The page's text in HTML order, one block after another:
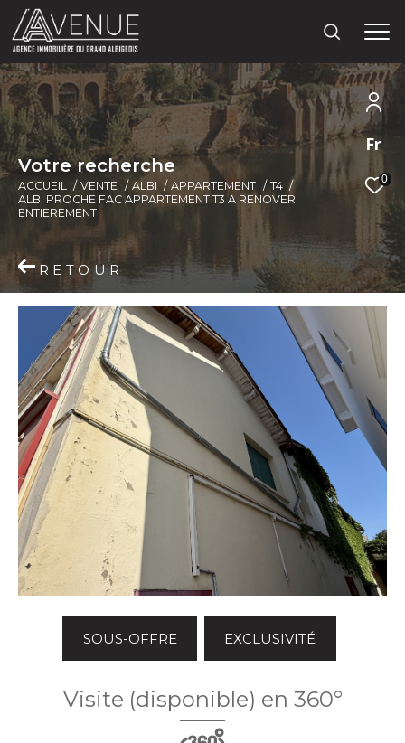
Fr
0
Votre recherche
ACCUEIL VENTE ALBI APPARTEMENT
T4
ALBI PROCHE FAC APPARTEMENT T3 A RENOVER
ENTIEREMENT
RETOUR
SOUS-OFFRE EXCLUSIVITÉ
Visite (disponible) en 360°